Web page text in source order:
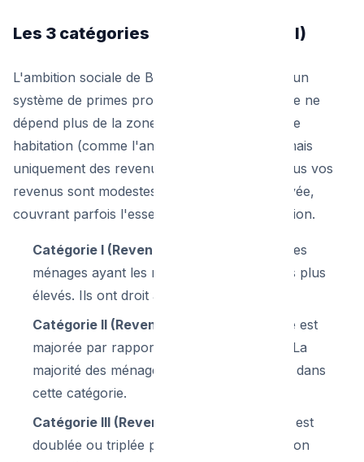
Les 3 catégories de revenus (I, II, III)
L'ambition sociale de Bruxelles se traduit par un
système de primes progressif. L'aide financière ne
dépend plus de la zone géographique de votre
habitation (comme l'ancien système EDLR), mais
uniquement des revenus de votre ménage. Plus vos
revenus sont modestes, plus la prime est élevée,
couvrant parfois l'essentiel du coût d'installation.
Catégorie I (Revenus de base) :
Ce sont les
ménages ayant les revenus imposables les plus
élevés. Ils ont droit à la prime de base.
Catégorie II (Revenus moyens) :
La prime est
majorée par rapport au montant de base. La
majorité des ménages bruxellois se situent dans
cette catégorie.
Catégorie III (Revenus faibles) :
La prime est
doublée ou triplée pour rendre la rénovation